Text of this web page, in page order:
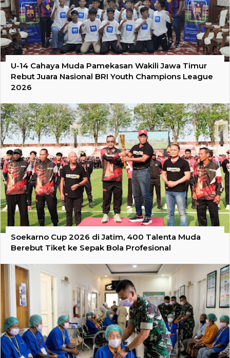
U-14 Cahaya Muda Pamekasan Wakili Jawa Timur
Rebut Juara Nasional BRI Youth Champions League
2026
Soekarno Cup 2026 di Jatim, 400 Talenta Muda
Berebut Tiket ke Sepak Bola Profesional